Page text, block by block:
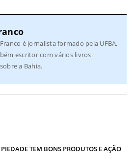
é jornalista formado pela UFBA,
escritor com vários livros
a Bahia.
TEM BONS PRODUTOS E AÇÃO